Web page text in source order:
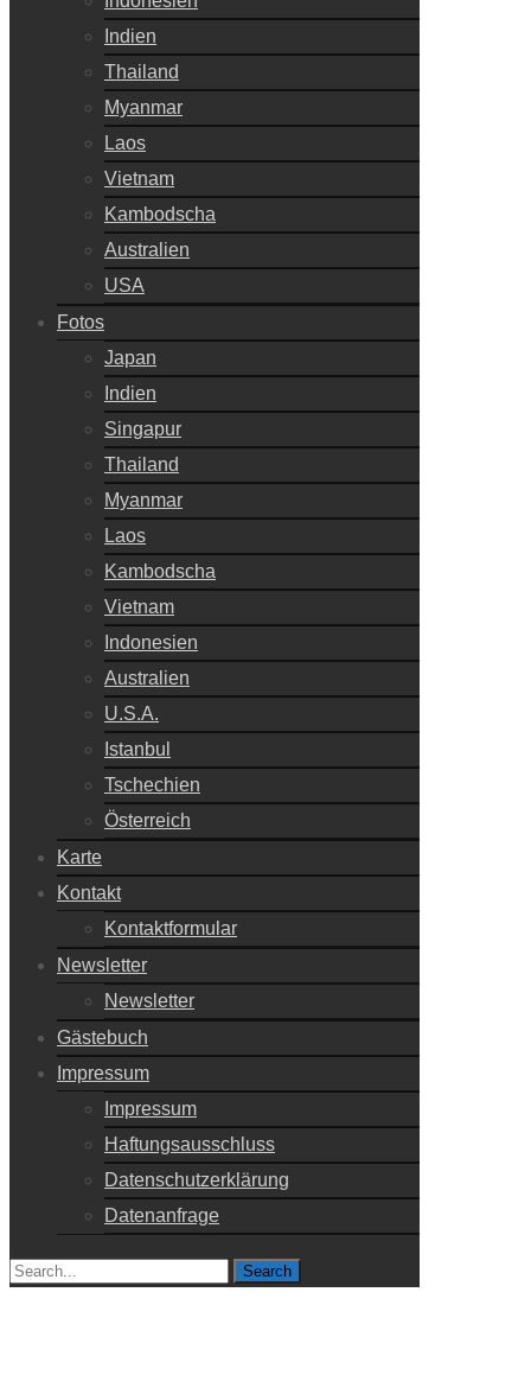
Indien
Thailand
Myanmar
Laos
Vietnam
Kambodscha
Australien
USA
Fotos
Japan
Indien
Singapur
Thailand
Myanmar
Laos
Kambodscha
Vietnam
Indonesien
Australien
U.S.A.
Istanbul
Tschechien
Österreich
Karte
Kontakt
Kontaktformular
Newsletter
Newsletter
Gästebuch
Impressum
Impressum
Haftungsausschluss
Datenschutzerklärung
Datenanfrage
Search